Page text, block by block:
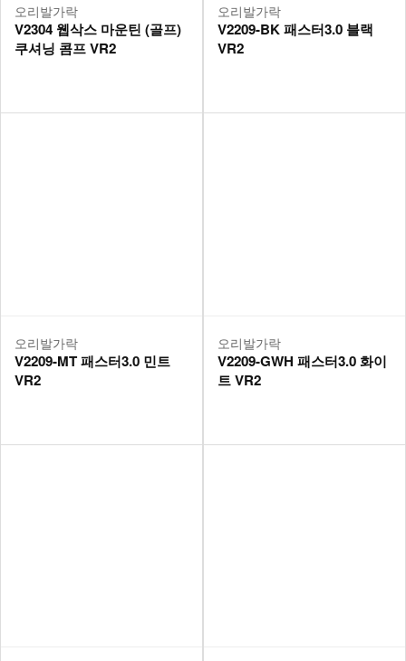
오리발가락
V2304 웹삭스 마운틴 (골프)
쿠셔닝 콤프 VR2
오리발가락
V2209-BK 패스터3.0 블랙
VR2
오리발가락
V2209-MT 패스터3.0 민트
VR2
오리발가락
V2209-GWH 패스터3.0 화이
트 VR2